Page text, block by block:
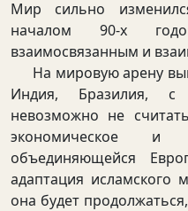
Мир сильно
началом 90-х
взаимосвязанным и
На мировую арену
Индия, Бразилия,
невозможно не
экономическое и
объединяющейся
адаптация исламского
она будет